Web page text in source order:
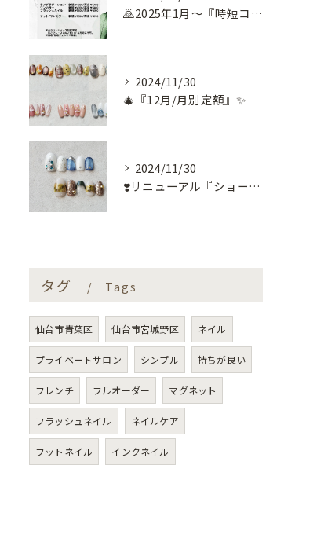
🙇2025年1月～『時短コース』のお知らせ🙇
2024/11/30
🎄『12月/月別定額』✨
2024/11/30
❣️リニューアル『ショートネイル定額』❣️
タグ Tags
仙台市青葉区 仙台市宮城野区 ネイル
プライベートサロン シンプル 持ちが良い
フレンチ フルオーダー マグネット
フラッシュネイル ネイルケア
フットネイル インクネイル